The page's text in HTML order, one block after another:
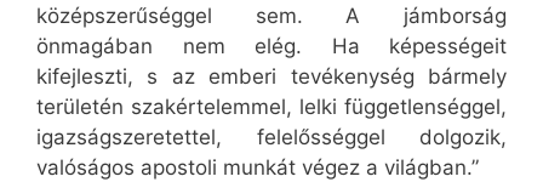
középszerűséggel sem. A jámborság
önmagában nem elég. Ha képességeit
kifejleszti, s az emberi tevékenység bármely
területén szakértelemmel, lelki függetlenséggel,
igazságszeretettel, felelősséggel dolgozik,
valóságos apostoli munkát végez a világban.”